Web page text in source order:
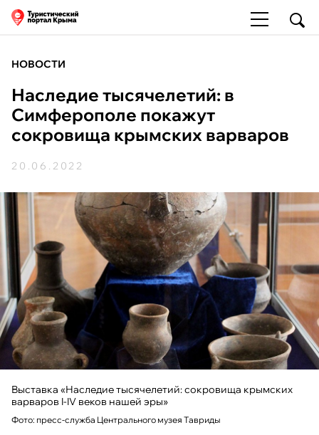
НОВОСТИ
Наследие тысячелетий: в
Симферополе покажут
сокровища крымских варваров
20.06.2022
Выставка «Наследие тысячелетий: сокровища крымских
варваров I-IV веков нашей эры»
Фото: пресс-служба Центрального музея Тавриды